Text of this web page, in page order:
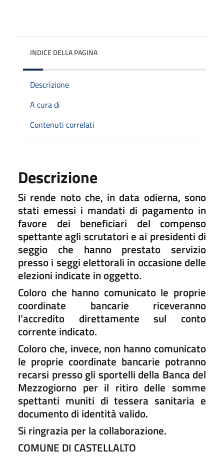
INDICE DELLA PAGINA
Descrizione
A cura di
Contenuti correlati
Descrizione
Si rende noto che, in data odierna, sono
stati emessi i mandati di pagamento in
favore dei beneficiari del compenso
spettante agli scrutatori e ai presidenti di
seggio che hanno prestato servizio
presso i seggi elettorali in occasione delle
elezioni indicate in oggetto.
Coloro che hanno comunicato le proprie
coordinate bancarie riceveranno
l’accredito direttamente sul conto
corrente indicato.
Coloro che, invece, non hanno comunicato
le proprie coordinate bancarie potranno
recarsi presso gli sportelli della Banca del
Mezzogiorno per il ritiro delle somme
spettanti muniti di tessera sanitaria e
documento di identità valido.
Si ringrazia per la collaborazione.
COMUNE DI CASTELLALTO